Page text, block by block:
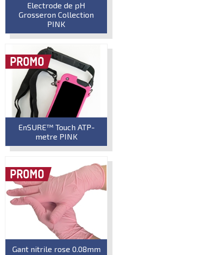
Electrode de pH
Grosseron Collection
PINK
EnSURE™ Touch ATP-
metre PINK
Gant nitrile rose 0.08mm